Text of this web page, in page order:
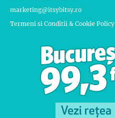
marketing@itsybitsy.ro
Termeni si Conditii & Cookie Policy